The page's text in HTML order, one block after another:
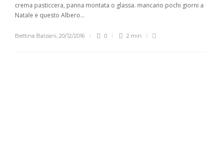
crema pasticcera, panna montata o glassa. mancano pochi giorni a
Natale e questo Albero...
Bettina Balzani 20/12/2016 0 2 min